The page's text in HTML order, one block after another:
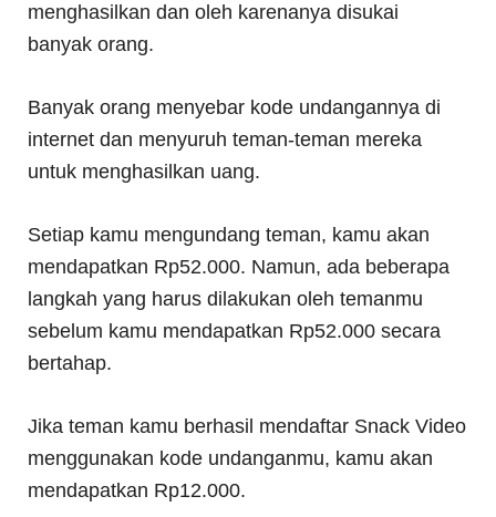
menghasilkan dan oleh karenanya disukai
banyak orang.
Banyak orang menyebar kode undangannya di
internet dan menyuruh teman-teman mereka
untuk menghasilkan uang.
Setiap kamu mengundang teman, kamu akan
mendapatkan Rp52.000. Namun, ada beberapa
langkah yang harus dilakukan oleh temanmu
sebelum kamu mendapatkan Rp52.000 secara
bertahap.
Jika teman kamu berhasil mendaftar Snack Video
menggunakan kode undanganmu, kamu akan
mendapatkan Rp12.000.